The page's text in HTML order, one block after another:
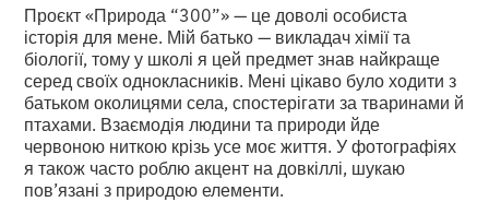
Проєкт «Природа “300”» — це доволі особиста
історія для мене. Мій батько — викладач хімії та
біології, тому у школі я цей предмет знав найкраще
серед своїх однокласників. Мені цікаво було ходити з
батьком околицями села, спостерігати за тваринами й
птахами. Взаємодія людини та природи йде
червоною ниткою крізь усе моє життя. У фотографіях
я також часто роблю акцент на довкіллі, шукаю
пов’язані з природою елементи.